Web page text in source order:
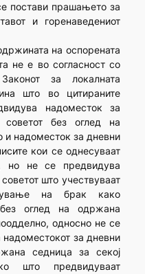
постави прашањето за
и горенаведениот
на оспорената
не е во согласност со
за локалната
што во цитираните
надоместок за
без оглед на
и надоместок за дневни
кои се однесуваат
но не се предвидува
што учествуваат
на брак како
оглед на одржана
односно не се
за дневни
седница за секој
што предвидуваат